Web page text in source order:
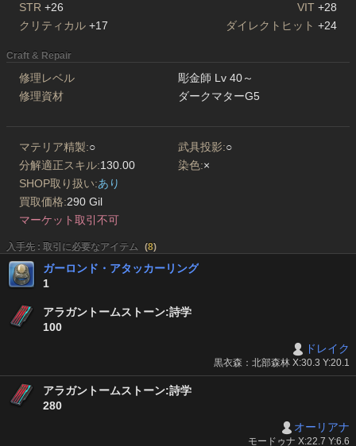
STR +26 VIT +28
クリティカル +17 ダイレクトヒット +24
Craft & Repair
修理レベル
彫金師 Lv 40～
修理資材
ダークマターG5
マテリア精製:○ 武具投影:○
分解適正スキル:130.00 染色:×
SHOP取り扱い:あり
買取価格:290 Gil
マーケット取引不可
入手先 : 取引に必要なアイテム (8)
ガーロンド・アタッカーリング
1
アラガントームストーン:詩学
100
ドレイク
黒衣森：北部森林 X:30.3 Y:20.1
アラガントームストーン:詩学
280
オーリアナ
モードゥナ X:22.7 Y:6.6